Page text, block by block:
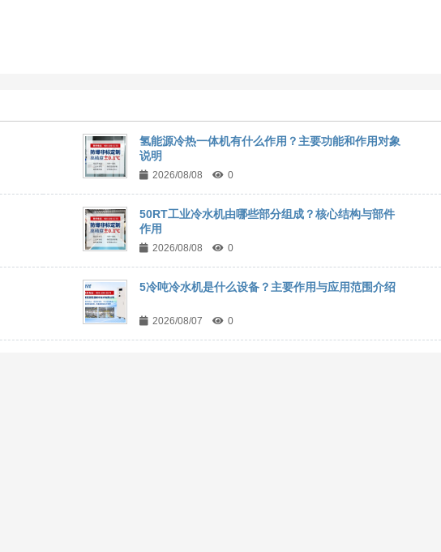
氢能源冷热一体机有什么作用？主要功能和作用对象
说明
2026/08/08 0
50RT工业冷水机由哪些部分组成？核心结构与部件
作用
2026/08/08 0
5冷吨冷水机是什么设备？主要作用与应用范围介绍
2026/08/07 0